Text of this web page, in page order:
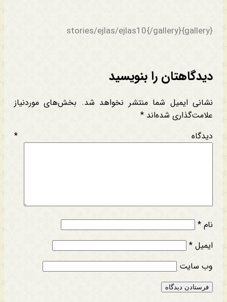
{gallery}stories/ejlas/ejlas10{/gallery}
دیدگاهتان را بنویسید
نشانی ایمیل شما منتشر نخواهد شد. بخش‌های موردنیاز
علامت‌گذاری شده‌اند *
دیدگاه *
نام *
ایمیل *
وب‌ سایت